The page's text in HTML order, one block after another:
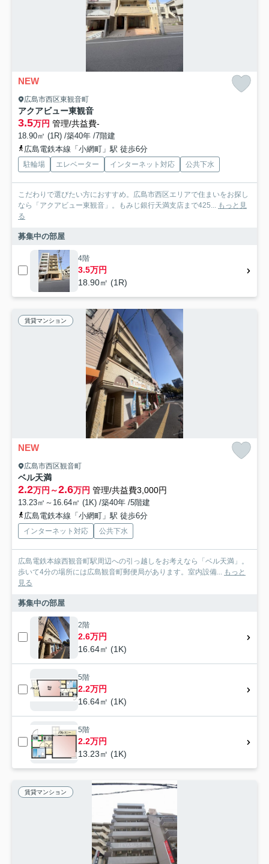
NEW
広島市西区東観音町
アクアビュー東観音
3.5万円 管理/共益費-
18.90㎡ (1R) /築40年 /7階建
広島電鉄本線「小網町」駅 徒歩6分
駐輪場 エレベーター インターネット対応 公共下水
こだわりで選びたい方におすすめ。広島市西区エリアで住まいをお探し
なら「アクアビュー東観音」。もみじ銀行天満支店まで425... もっと見
る
募集中の部屋
4階
3.5万円
18.90㎡ (1R)
賃貸マンション
NEW
広島市西区観音町
ベル天満
2.2万円～2.6万円 管理/共益費3,000円
13.23㎡～16.64㎡ (1K) /築40年 /5階建
広島電鉄本線「小網町」駅 徒歩6分
インターネット対応 公共下水
広島電鉄本線西観音町駅周辺への引っ越しをお考えなら「ベル天満」。
歩いて4分の場所には広島観音町郵便局があります。室内設備... もっと
見る
募集中の部屋
2階
2.6万円
16.64㎡ (1K)
5階
2.2万円
16.64㎡ (1K)
5階
2.2万円
13.23㎡ (1K)
賃貸マンション